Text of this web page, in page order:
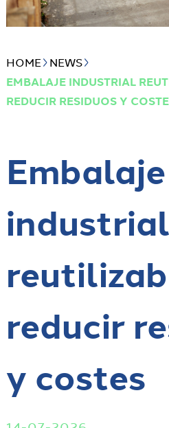
HOME NEWS
EMBALAJE INDUSTRIAL
REDUCIR RESIDUOS Y
Embalaje
industrial
reducir
y costes